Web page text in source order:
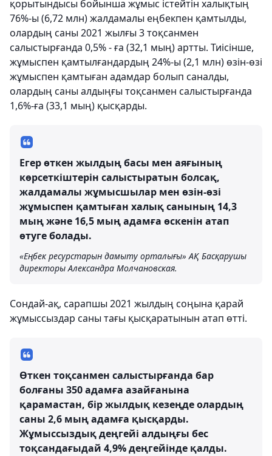
қорытындысы бойынша жұмыс істейтін халықтың
76%-ы (6,72 млн) жалдамалы еңбекпен қамтылды,
олардың саны 2021 жылғы 3 тоқсанмен
салыстырғанда 0,5% - ға (32,1 мың) артты. Тиісінше,
жұмыспен қамтылғандардың 24%-ы (2,1 млн) өзін-өзі
жұмыспен қамтыған адамдар болып саналды,
олардың саны алдыңғы тоқсанмен салыстырғанда
1,6%-ға (33,1 мың) қысқарды.
Егер өткен жылдың басы мен аяғының
көрсеткіштерін салыстыратын болсақ,
жалдамалы жұмысшылар мен өзін-өзі
жұмыспен қамтыған халық санының 14,3
мың және 16,5 мың адамға өскенін атап
өтуге болады.
«Еңбек ресурстарын дамыту орталығы» АҚ Басқарушы
директоры Александра Молчановская.
Сондай-ақ, сарапшы 2021 жылдың соңына қарай
жұмыссыздар саны тағы қысқаратынын атап өтті.
Өткен тоқсанмен салыстырғанда бар
болғаны 350 адамға азайғанына
қарамастан, бір жылдық кезеңде олардың
саны 2,6 мың адамға қысқарды.
Жұмыссыздық деңгейі алдыңғы бес
тоқсандағыдай 4,9% деңгейінде қалды.